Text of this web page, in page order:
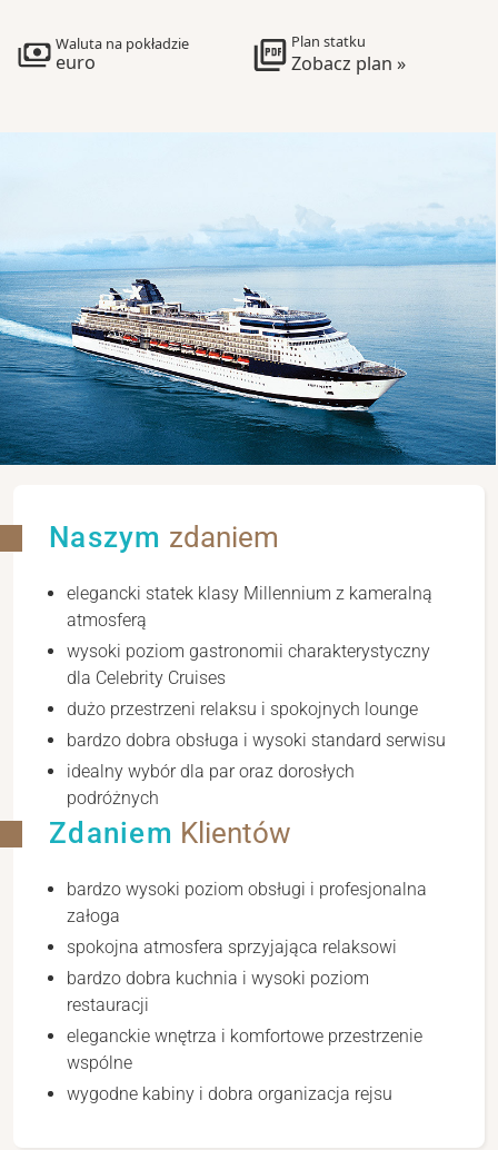
Waluta na pokładzie
euro
Plan statku
Zobacz plan »
Naszym zdaniem
elegancki statek klasy Millennium z kameralną
atmosferą
wysoki poziom gastronomii charakterystyczny
dla Celebrity Cruises
dużo przestrzeni relaksu i spokojnych lounge
bardzo dobra obsługa i wysoki standard serwisu
idealny wybór dla par oraz dorosłych
podróżnych
Zdaniem Klientów
bardzo wysoki poziom obsługi i profesjonalna
załoga
spokojna atmosfera sprzyjająca relaksowi
bardzo dobra kuchnia i wysoki poziom
restauracji
eleganckie wnętrza i komfortowe przestrzenie
wspólne
wygodne kabiny i dobra organizacja rejsu